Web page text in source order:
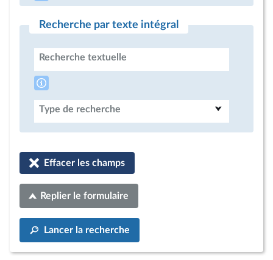
Recherche par texte intégral
Recherche textuelle
Type de recherche
Effacer les champs
Replier le formulaire
Lancer la recherche